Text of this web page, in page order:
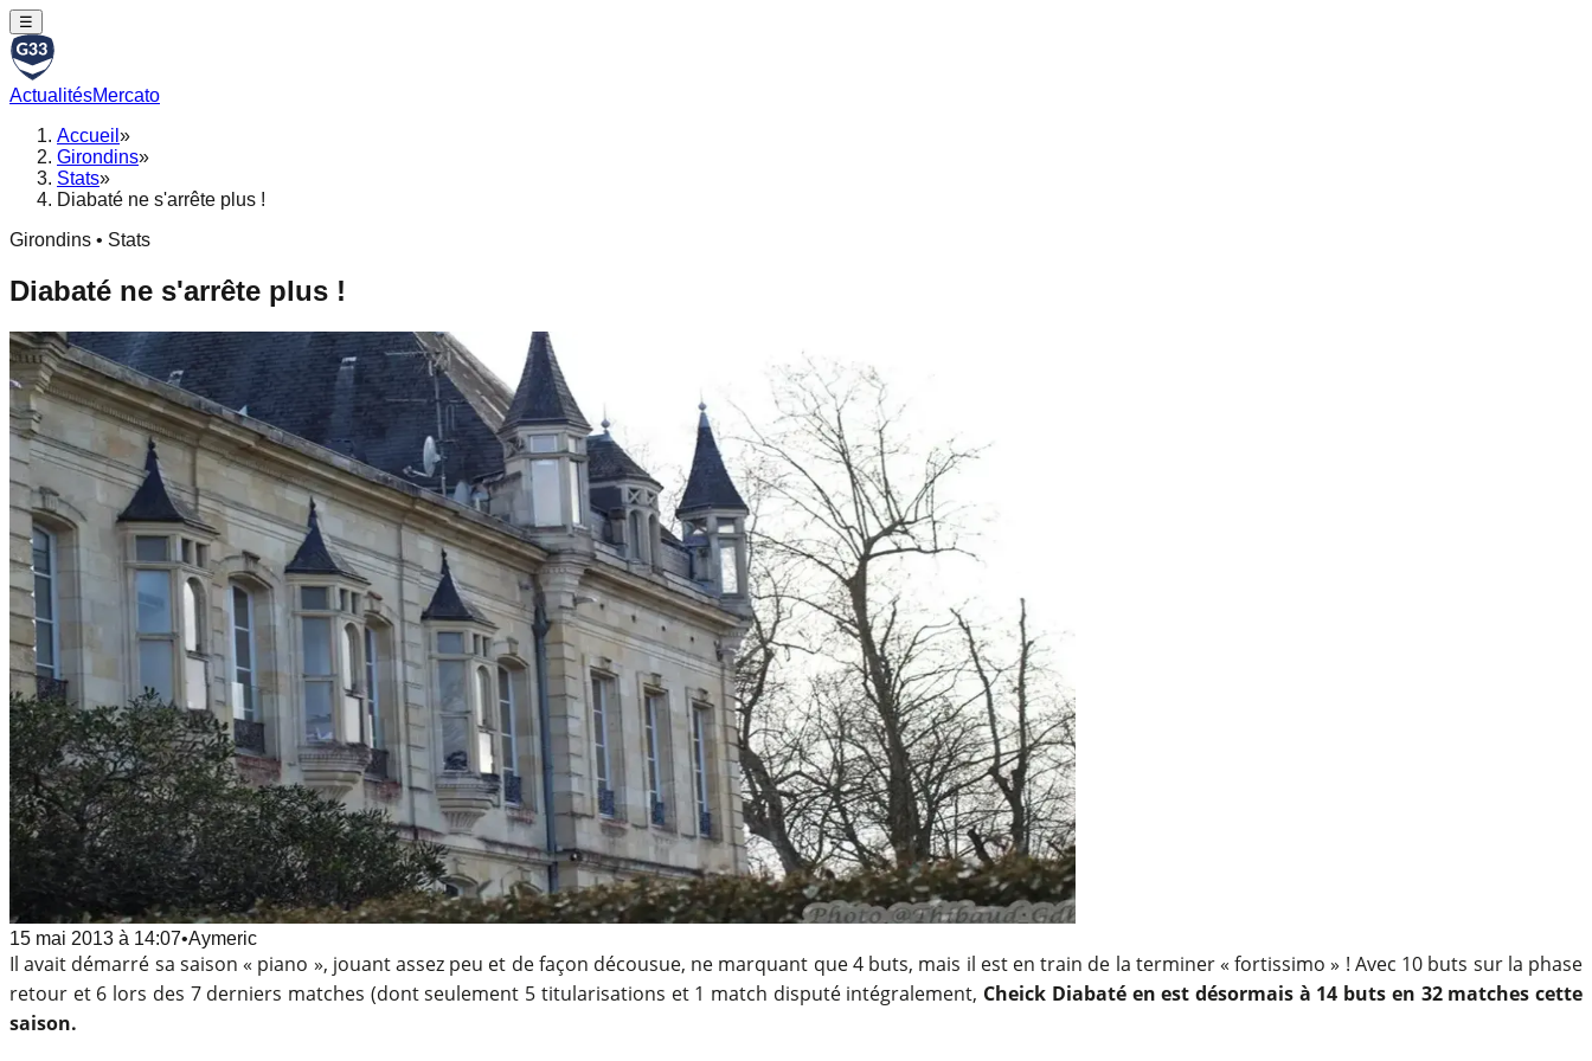
☰
ActualitésMercato
Accueil »
Girondins»
Stats»
Diabaté ne s'arrête plus !
Girondins • Stats
Diabaté ne s'arrête plus !
15 mai 2013 à 14:07•Aymeric
Il avait démarré sa saison « piano », jouant assez peu et de façon décousue, ne marquant que 4 buts, mais il est en train de la terminer « fortissimo » ! Avec 10 buts sur la phase
retour et 6 lors des 7 derniers matches (dont seulement 5 titularisations et 1 match disputé intégralement, Cheick Diabaté en est désormais à 14 buts en 32 matches cette
saison.